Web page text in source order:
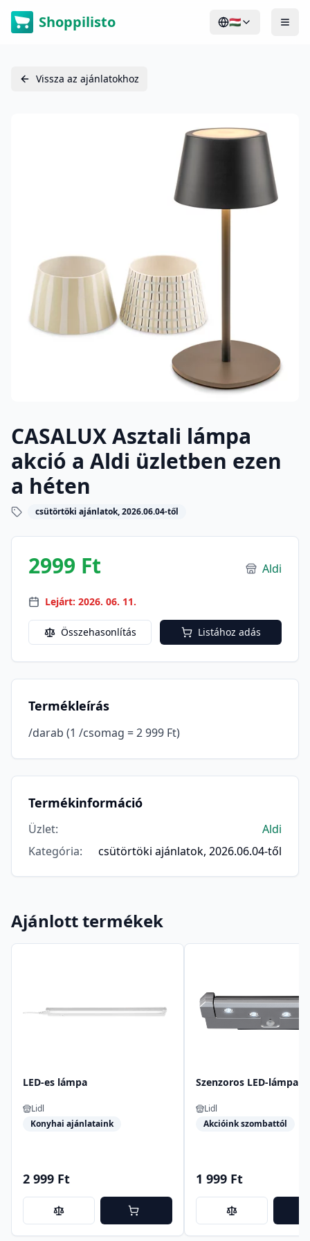
Shoppilisto 🇭🇺
Vissza az ajánlatokhoz
CASALUX Asztali lámpa
akció a Aldi üzletben ezen
a héten
csütörtöki ajánlatok, 2026.06.04-től
2999 Ft Aldi
Lejárt: 2026. 06. 11.
Összehasonlítás Listához adás
Termékleírás
/darab (1 /csomag = 2 999 Ft)
Termékinformáció
Üzlet:
Aldi
Kategória: csütörtöki ajánlatok, 2026.06.04-től
Ajánlott termékek
LED-es lámpa
Lidl
Konyhai ajánlataink
2 999 Ft
Szenzoros LED-lámpa
Lidl
Akcióink szombattól
1 999 Ft